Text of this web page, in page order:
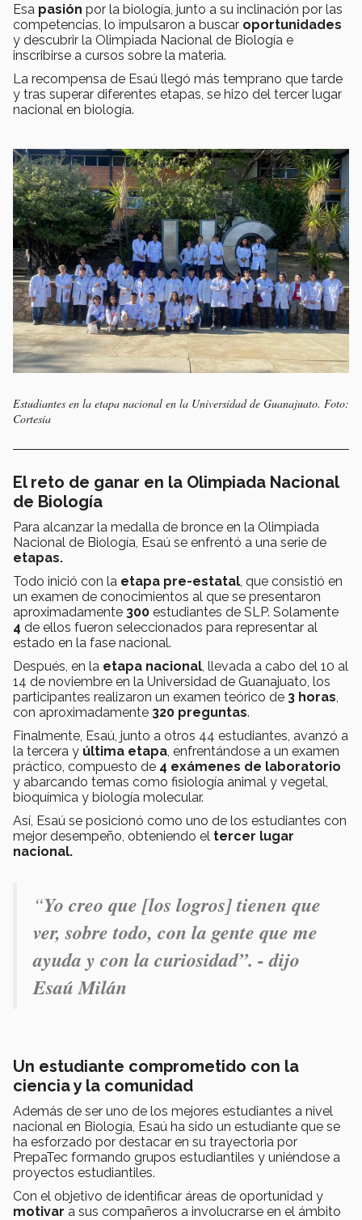
Esa pasión por la biología, junto a su inclinación por las
competencias, lo impulsaron a buscar oportunidades
y descubrir la Olimpiada Nacional de Biología e
inscribirse a cursos sobre la materia.
La recompensa de Esaú llegó más temprano que tarde
y tras superar diferentes etapas, se hizo del tercer lugar
nacional en biología.
Estudiantes en la etapa nacional en la Universidad de Guanajuato. Foto:
Cortesía
El reto de ganar en la Olimpiada Nacional
de Biología
Para alcanzar la medalla de bronce en la Olimpiada
Nacional de Biología, Esaú se enfrentó a una serie de
etapas.
Todo inició con la etapa pre-estatal, que consistió en
un examen de conocimientos al que se presentaron
aproximadamente 300 estudiantes de SLP. Solamente
4 de ellos fueron seleccionados para representar al
estado en la fase nacional.
Después, en la etapa nacional, llevada a cabo del 10 al
14 de noviembre en la Universidad de Guanajuato, los
participantes realizaron un examen teórico de 3 horas,
con aproximadamente 320 preguntas.
Finalmente, Esaú, junto a otros 44 estudiantes, avanzó a
la tercera y última etapa, enfrentándose a un examen
práctico, compuesto de 4 exámenes de laboratorio
y abarcando temas como fisiología animal y vegetal,
bioquímica y biología molecular.
Así, Esaú se posicionó como uno de los estudiantes con
mejor desempeño, obteniendo el tercer lugar
nacional.
“Yo creo que [los logros] tienen que
ver, sobre todo, con la gente que me
ayuda y con la curiosidad”. - dijo
Esaú Milán
Un estudiante comprometido con la
ciencia y la comunidad
Además de ser uno de los mejores estudiantes a nivel
nacional en Biología, Esaú ha sido un estudiante que se
ha esforzado por destacar en su trayectoria por
PrepaTec formando grupos estudiantiles y uniéndose a
proyectos estudiantiles.
Con el objetivo de identificar áreas de oportunidad y
motivar a sus compañeros a involucrarse en el ámbito